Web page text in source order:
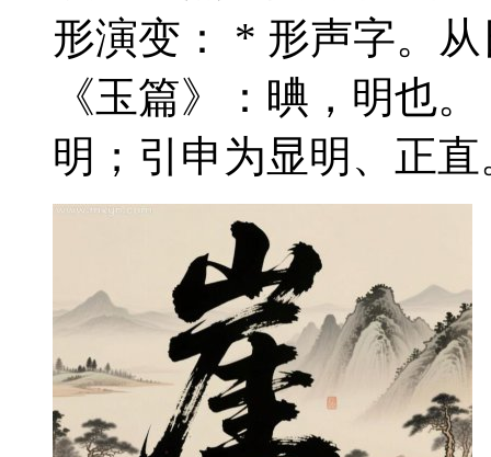
形演变： * 形声字。
《玉篇》：晪，明也
明；引申为显明、正